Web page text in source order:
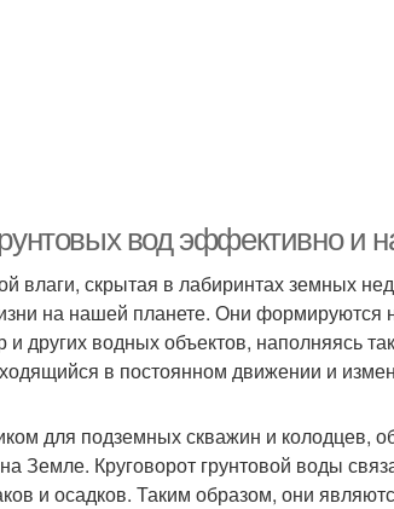
вод эффективно и
влаги, скрытая в лабиринтах земных
на нашей планете. Они формируются
других водных объектов, наполняясь
в постоянном движении и
для подземных скважин и колодцев,
Земле. Круговорот грунтовой воды
и осадков. Таким образом, они